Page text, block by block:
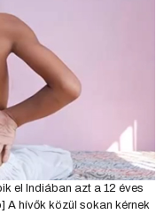
el Indiában azt a 12 éves
A hívők közül sokan kérnek